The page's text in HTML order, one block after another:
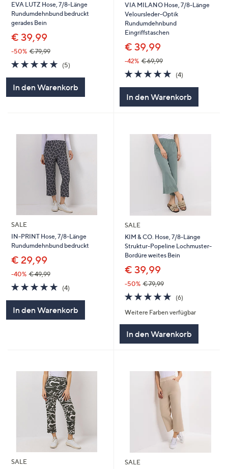
EVA LUTZ Hose, 7/8-Länge
Rundumdehnbund bedruckt
gerades Bein
€ 39,99
-50% € 79,99
5.0
von
(5)5
In den Warenkorb
VIA MILANO Hose, 7/8-Länge
Veloursleder-Optik
Rundumdehnbund
Eingriffstaschen
€ 39,99
-42% € 69,99
5.0
von
(4)4
In den Warenkorb
SALE
IN-PRINT Hose, 7/8-Länge
Rundumdehnbund bedruckt
€ 29,99
-40% € 49,99
4.8
von
(4)4
In den Warenkorb
SALE
KIM & CO. Hose, 7/8-Länge
Struktur-Popeline Lochmuster-
Bordüre weites Bein
€ 39,99
-50% € 79,99
4.7
von
5
(6)6
Weitere Farben verfügbar
In den Warenkorb
SALE
SALE